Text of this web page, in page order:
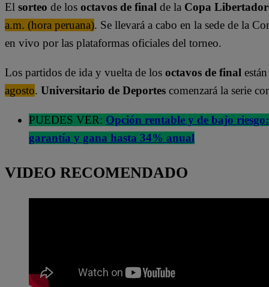
El sorteo de los octavos de final de la Copa
a.m. (hora peruana). Se llevará a cabo en la sede de la
en vivo por las plataformas oficiales del torneo.
Los partidos de ida y vuelta de los octavos de final
agosto. Universitario de Deportes comenzará la serie
PUEDES VER: Opción rentable y de bajo
garantía y gana hasta 34% anual
VIDEO RECOMENDADO